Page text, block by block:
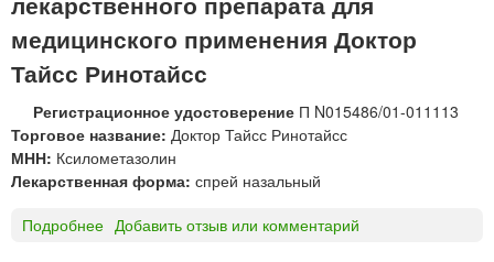
к
о
п
л
е
к
а
й
с
с
и
н
о
т
медицинского применения Доктор
Тайсс Ринотайсс
Регистрационное удостоверение П N015486/01-011113
Торговое название: Доктор Тайсс Ринотайсс
МНН: Ксилометазолин
Лекарственная форма: спрей назальный
Подробнее Добавить отзыв или комментарий